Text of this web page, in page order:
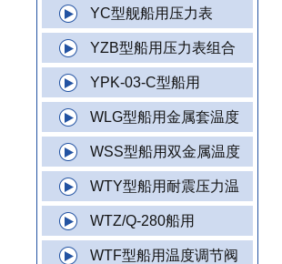
YC型舰船用压力表
YZB型船用压力表组合
YPK-03-C型船用
WLG型船用金属套温度
WSS型船用双金属温度
WTY型船用耐震压力温
WTZ/Q-280船用
WTF型船用温度调节阀